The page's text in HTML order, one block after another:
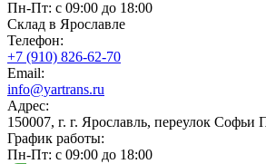
Пн-Пт: с 09:00 до 18:00
Склад в Ярославле
Телефон:
+7 (910) 826-62-70
Email:
info@yartrans.ru
Адрес:
150007, г. г. Ярославль, переулок Софьи
График работы:
Пн-Пт: с 09:00 до 18:00